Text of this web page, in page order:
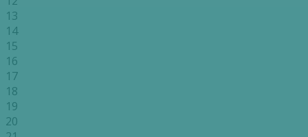
13
14
15
16
17
18
19
20